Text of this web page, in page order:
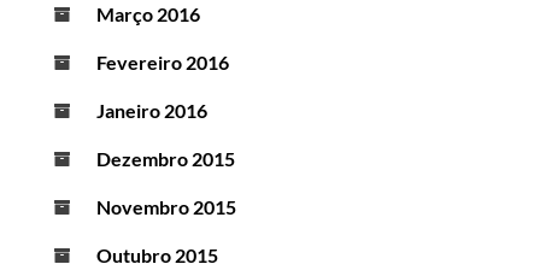
Março 2016
Fevereiro 2016
Janeiro 2016
Dezembro 2015
Novembro 2015
Outubro 2015